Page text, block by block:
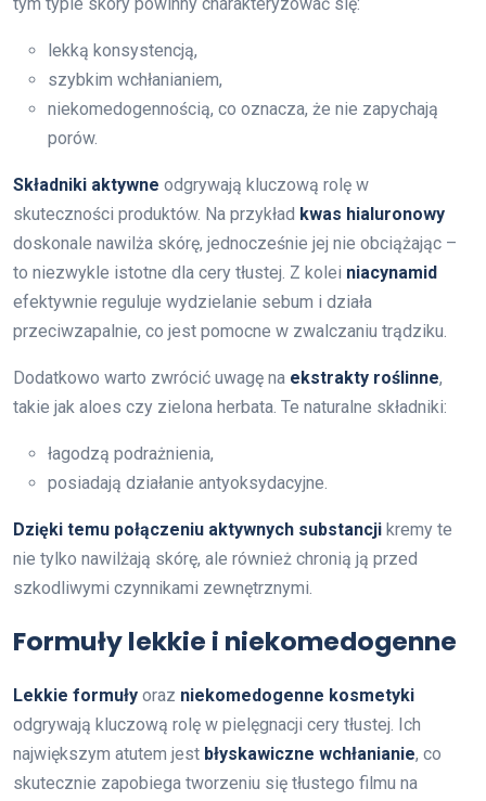
lekką konsystencją,
szybkim wchłanianiem,
niekomedogennością, co oznacza, że nie zapychają
porów.
Składniki aktywne odgrywają kluczową rolę w
skuteczności produktów. Na przykład kwas hialuronowy
doskonale nawilża skórę, jednocześnie jej nie obciążając –
to niezwykle istotne dla cery tłustej. Z kolei niacynamid
efektywnie reguluje wydzielanie sebum i działa
przeciwzapalnie, co jest pomocne w zwalczaniu trądziku.
Dodatkowo warto zwrócić uwagę na ekstrakty roślinne,
takie jak aloes czy zielona herbata. Te naturalne składniki:
łagodzą podrażnienia,
posiadają działanie antyoksydacyjne.
Dzięki temu połączeniu aktywnych substancji kremy te
nie tylko nawilżają skórę, ale również chronią ją przed
szkodliwymi czynnikami zewnętrznymi.
Formuły lekkie i niekomedogenne
Lekkie formuły oraz niekomedogenne kosmetyki
odgrywają kluczową rolę w pielęgnacji cery tłustej. Ich
największym atutem jest błyskawiczne wchłanianie, co
skutecznie zapobiega tworzeniu się tłustego filmu na